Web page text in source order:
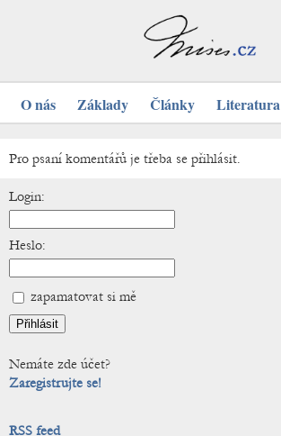
O nás Základy Články Literatura
Pro psaní komentářů je třeba se přihlásit.
Login:
Heslo:
zapamatovat si mě
Nemáte zde účet?
Zaregistrujte se!
RSS feed